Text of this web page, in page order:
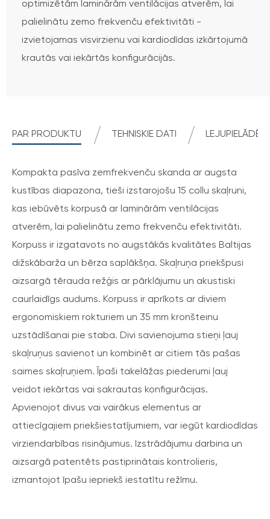
optimizētām laminārām ventilācijas atverēm, lai
palielinātu zemo frekvenču efektivitāti -
izvietojamas visvirzienu vai kardiodīdas izkārtojumā
krautās vai iekārtās konfigurācijās.
PAR PRODUKTU TEHNISKIE DATI LEJUPIELĀDĒT
Kompakta pasīva zemfrekvenču skanda ar augsta
kustības diapazona, tieši izstarojošu 15 collu skaļruni,
kas iebūvēts korpusā ar laminārām ventilācijas
atverēm, lai palielinātu zemo frekvenču efektivitāti.
Korpuss ir izgatavots no augstākās kvalitātes Baltijas
dižskābarža un bērza saplākšņa. Skaļruņa priekšpusi
aizsargā tērauda režģis ar pārklājumu un akustiski
caurlaidīgs audums. Korpuss ir aprīkots ar diviem
ergonomiskiem rokturiem un 35 mm kronšteinu
uzstādīšanai pie staba. Divi savienojuma stieņi ļauj
skaļruņus savienot un kombinēt ar citiem tās pašas
saimes skaļruņiem. Īpaši takelāžas piederumi ļauj
veidot iekārtas vai sakrautas konfigurācijas.
Apvienojot divus vai vairākus elementus ar
attiecīgajiem priekšiestatījumiem, var iegūt kardiodīdas
virziendarbības risinājumus. Izstrādājumu darbina un
aizsargā patentēts pastiprinātais kontrolieris,
izmantojot īpašu iepriekš iestatītu režīmu.